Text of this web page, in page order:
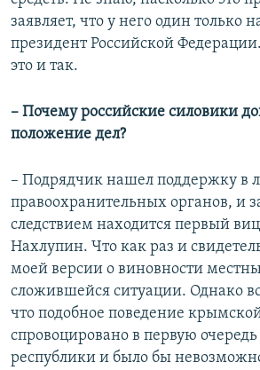
заявляет, что у него один только
президент Российской
это и так.
– Почему российские силовики
положение дел?
– Подрядчик нашел поддержку в
правоохранительных органов, и
следствием находится первый
Нахлупин. Что как раз и
моей версии о виновности
сложившейся ситуации. Однако
что подобное поведение
спровоцировано в первую очередь
республики и было бы